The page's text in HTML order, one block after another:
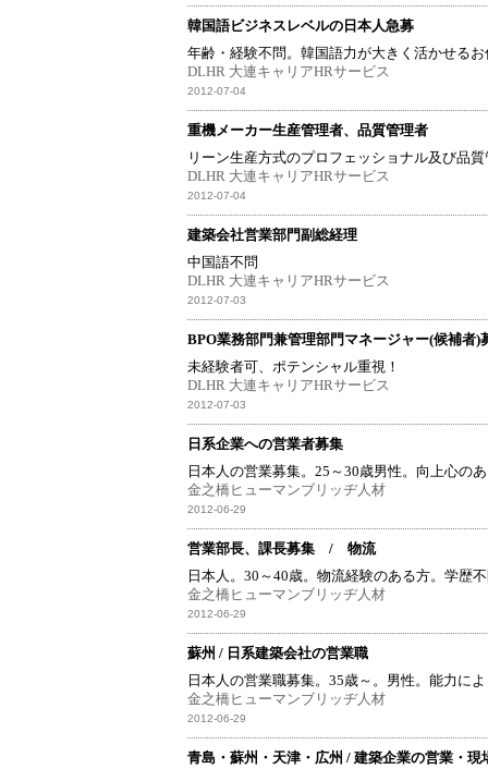
韓国語ビジネスレベルの日本人急募
年齢・経験不問。韓国語力が大きく活かせるお
DLHR 大連キャリアHRサービス
2012-07-04
重機メーカー生産管理者、品質管理者
リーン生産方式のプロフェッショナル及び品
DLHR 大連キャリアHRサービス
2012-07-04
建築会社営業部門副総経理
中国語不問
DLHR 大連キャリアHRサービス
2012-07-03
BPO業務部門兼管理部門マネージャー(候補者)
未経験者可、ポテンシャル重視！
DLHR 大連キャリアHRサービス
2012-07-03
日系企業への営業者募集
日本人の営業募集。25～30歳男性。向上心の
金之橋ヒューマンブリッヂ人材
2012-06-29
営業部長、課長募集 / 物流
日本人。30～40歳。物流経験のある方。学歴
金之橋ヒューマンブリッヂ人材
2012-06-29
蘇州 / 日系建築会社の営業職
日本人の営業職募集。35歳～。男性。能力に
金之橋ヒューマンブリッヂ人材
2012-06-29
青島・蘇州・天津・広州 / 建築企業の営業・現